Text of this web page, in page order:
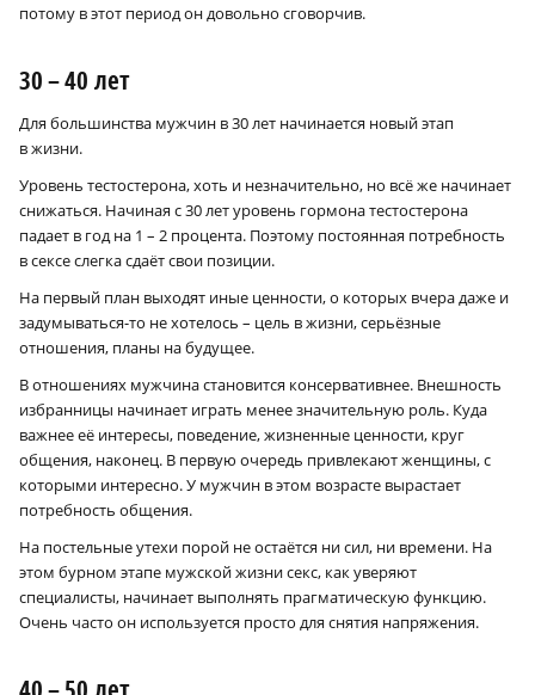
потому в этот период он довольно сговорчив.
30 – 40 лет
Для большинства мужчин в 30 лет начинается новый этап
в жизни.
Уровень тестостерона, хоть и незначительно, но всё же начинает
снижаться. Начиная с 30 лет уровень гормона тестостерона
падает в год на 1 – 2 процента. Поэтому постоянная потребность
в сексе слегка сдаёт свои позиции.
На первый план выходят иные ценности, о которых вчера даже и
задумываться-то не хотелось – цель в жизни, серьёзные
отношения, планы на будущее.
В отношениях мужчина становится консервативнее. Внешность
избранницы начинает играть менее значительную роль. Куда
важнее её интересы, поведение, жизненные ценности, круг
общения, наконец. В первую очередь привлекают женщины, с
которыми интересно. У мужчин в этом возрасте вырастает
потребность общения.
На постельные утехи порой не остаётся ни сил, ни времени. На
этом бурном этапе мужской жизни секс, как уверяют
специалисты, начинает выполнять прагматическую функцию.
Очень часто он используется просто для снятия напряжения.